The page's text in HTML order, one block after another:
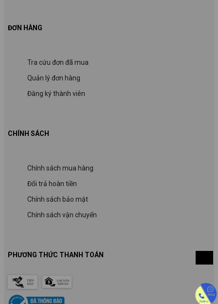
CHÍNH SÁCH
Chính sách mua hàng
Đổi trả hoàn tiền
Chính sách bảo mật
Chính sách vận chuyển
ĐƠN HÀNG
Tra cứu đơn đã mua
Quản lý đơn hàng
Đăng ký thành viên
PHƯƠNG THỨC THANH TOÁN